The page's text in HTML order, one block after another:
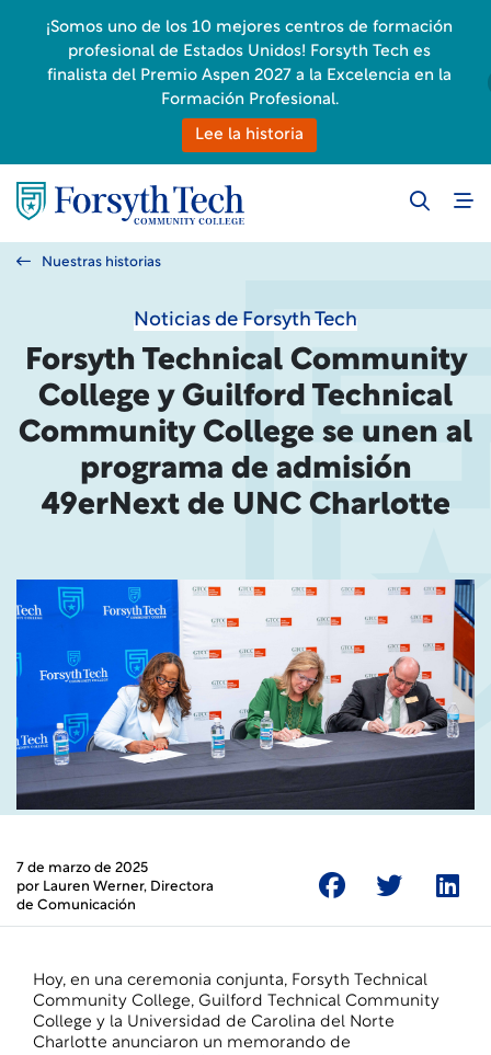
Nuestras historias
Noticias de Forsyth Tech
Forsyth Technical Community
College y Guilford Technical
Community College se unen al
programa de admisión
49erNext de UNC Charlotte
7 de marzo de 2025
por Lauren Werner, Directora
de Comunicación
Hoy, en una ceremonia conjunta, Forsyth Technical
Community College, Guilford Technical Community
College y la Universidad de Carolina del Norte
Charlotte anunciaron un memorando de
¡Somos uno de los 10 mejores centros de formación
profesional de Estados Unidos! Forsyth Tech es
finalista del Premio Aspen 2027 a la Excelencia en la
Formación Profesional.
Lee la historia